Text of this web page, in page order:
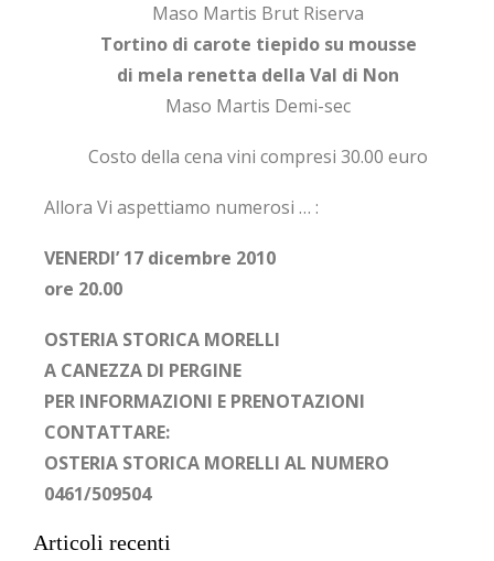
Maso Martis Brut Riserva
Tortino di carote tiepido su mousse
di mela renetta della Val di Non
Maso Martis Demi-sec
Costo della cena vini compresi 30.00 euro
Allora Vi aspettiamo numerosi … :
VENERDI’ 17 dicembre 2010
ore 20.00
OSTERIA STORICA MORELLI
A CANEZZA DI PERGINE
PER INFORMAZIONI E PRENOTAZIONI
CONTATTARE:
OSTERIA STORICA MORELLI AL NUMERO
0461/509504
Articoli recenti